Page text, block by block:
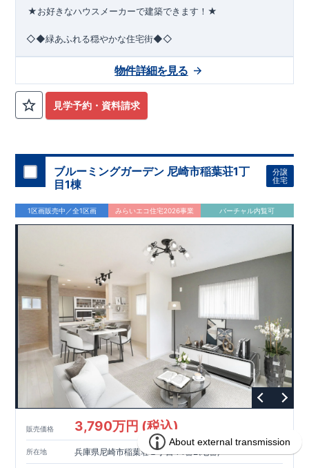
★お好きなハウスメーカーで建築できます！★
◇◆緑あふれる穏やかな住宅街◆◇
ァミリーにはピッタリ! 平日休日ご見学可能です!
まで お気軽にお問い合わせ下さい♪
◎JR高崎線、JR湘南新宿ライン​『上尾』駅
■学校 大石南小学校・大石南中学校
園幼稚園・畔吉保育園 ■お買い物施設
エー ・スギドラッグete ■その他施設
を感じられる住まいづくりを追求した家♪ こだわりの設備仕
様！周辺には利便施設が点在！
見学予約・資料請求
物件詳細を見る
ブルーミングガーデン 尼崎市稲葉荘1丁
目1棟
分譲
住宅
1区画販売中／全1区画 みらいエコ住宅2026事業 バーチャル内覧可
販売価格 3,790万円 (税込)
所在地 兵庫県尼崎市稲葉荘１丁目44番2(地番)